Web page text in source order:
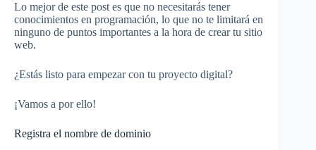
Lo mejor de este post es que no necesitarás tener
conocimientos en programación, lo que no te limitará en
ninguno de puntos importantes a la hora de crear tu sitio
web.
¿Estás listo para empezar con tu proyecto digital?
¡Vamos a por ello!
Registra el nombre de dominio